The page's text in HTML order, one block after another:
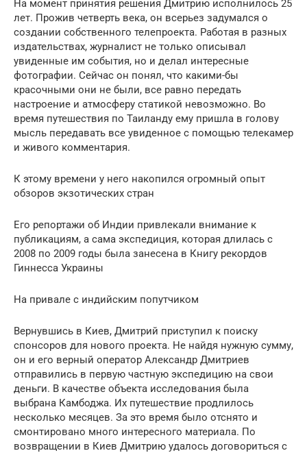
На момент принятия решения Дмитрию исполнилось 25
лет. Прожив четверть века, он всерьез задумался о
создании собственного телепроекта. Работая в разных
издательствах, журналист не только описывал
увиденные им события, но и делал интересные
фотографии. Сейчас он понял, что какими-бы
красочными они не были, все равно передать
настроение и атмосферу статикой невозможно. Во
время путешествия по Таиланду ему пришла в голову
мысль передавать все увиденное с помощью телекамер
и живого комментария.
К этому времени у него накопился огромный опыт
обзоров экзотических стран
Его репортажи об Индии привлекали внимание к
публикациям, а сама экспедиция, которая длилась с
2008 по 2009 годы была занесена в Книгу рекордов
Гиннесса Украины
На привале с индийским попутчиком
Вернувшись в Киев, Дмитрий приступил к поиску
спонсоров для нового проекта. Не найдя нужную сумму,
он и его верный оператор Александр Дмитриев
отправились в первую частную экспедицию на свои
деньги. В качестве объекта исследования была
выбрана Камбоджа. Их путешествие продлилось
несколько месяцев. За это время было отснято и
смонтировано много интересного материала. По
возвращении в Киев Дмитрию удалось договориться с